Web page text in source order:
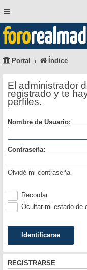
foro
Portal Índice
El administrador
registrado y te
perfiles.
Nombre de Usuario:
Contraseña:
Olvidé mi contraseña
Recordar
Ocultar mi estado de
REGISTRARSE